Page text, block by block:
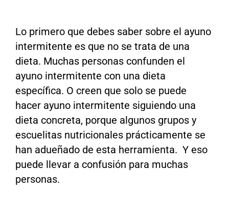
Lo primero que debes saber sobre el ayuno
intermitente es que no se trata de una
dieta. Muchas personas confunden el
ayuno intermitente con una dieta
específica. O creen que solo se puede
hacer ayuno intermitente siguiendo una
dieta concreta, porque algunos grupos y
escuelitas nutricionales prácticamente se
han adueñado de esta herramienta. Y eso
puede llevar a confusión para muchas
personas.